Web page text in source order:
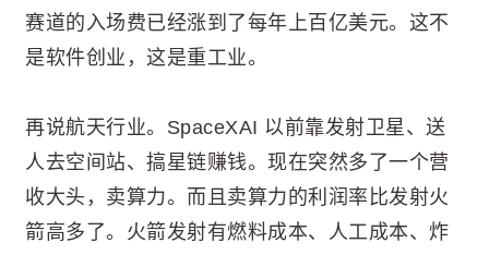
赛道的入场费已经涨到了每年上百亿美元。这不
是软件创业，这是重工业。
再说航天行业。SpaceXAI 以前靠发射卫星、送
人去空间站、搞星链赚钱。现在突然多了一个营
收大头，卖算力。而且卖算力的利润率比发射火
箭高多了。火箭发射有燃料成本、人工成本、炸